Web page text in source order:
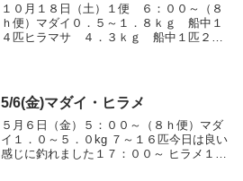
１０月１８日（土）１便 ６：００～（８
ｈ便）マダイ０．５～１．８ｋｇ 船中１
４匹ヒラマサ ４．３ｋｇ 船中１匹２
5/6(金)マダイ・ヒラメ
５月６日（金）５：００～（８ｈ便）マダ
イ１．０～５．０kg ７～１６匹今日は良い
感じに釣れました１７：００～ ヒラメ１．